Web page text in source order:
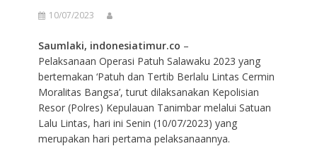
10/07/2023
Saumlaki, indonesiatimur.co –
Pelaksanaan Operasi Patuh Salawaku 2023 yang
bertemakan ‘Patuh dan Tertib Berlalu Lintas Cermin
Moralitas Bangsa’, turut dilaksanakan Kepolisian
Resor (Polres) Kepulauan Tanimbar melalui Satuan
Lalu Lintas, hari ini Senin (10/07/2023) yang
merupakan hari pertama pelaksanaannya.